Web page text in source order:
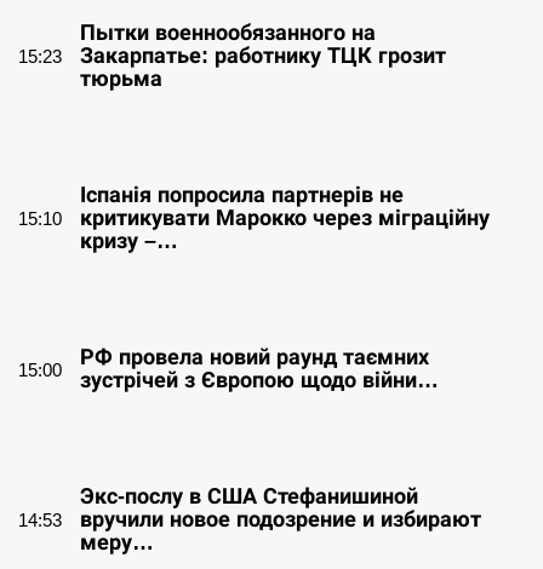
15:23
Пытки военнообязанного на
Закарпатье: работнику ТЦК грозит
тюрьма
15:10
Іспанія попросила партнерів не
критикувати Марокко через міграційну
кризу –…
15:00
РФ провела новий раунд таємних
зустрічей з Європою щодо війни…
14:53
Экс-послу в США Стефанишиной
вручили новое подозрение и избирают
меру…